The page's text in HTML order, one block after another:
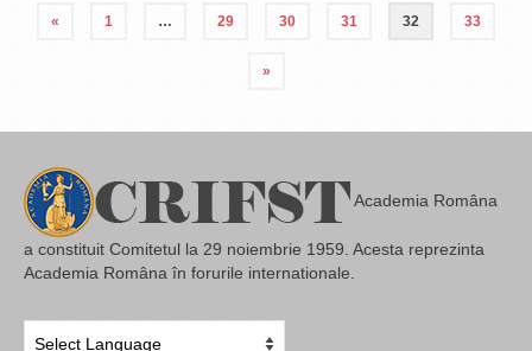
« 1 … 29 30 31 32 33
»
Academia Româna
a constituit Comitetul la 29 noiembrie 1959. Acesta reprezinta
Academia Româna în forurile internationale.